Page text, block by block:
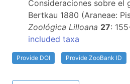
Consideraciones sobre el
Bertkau 1880 (Araneae:
Zoológica Lilloana 27:
included taxa
Provide DOI Provide ZooBank ID